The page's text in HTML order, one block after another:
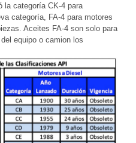
la categoría CK-4 para
categoría, FA-4 para motores
Aceites FA-4 son solo para
equipo o camion los